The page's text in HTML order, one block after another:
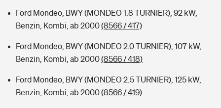
Ford Mondeo, BWY (MONDEO 1.8 TURNIER), 92 kW,
Benzin, Kombi, ab 2000(8566 / 417)
Ford Mondeo, BWY (MONDEO 2.0 TURNIER), 107 kW,
Benzin, Kombi, ab 2000(8566 / 418)
Ford Mondeo, BWY (MONDEO 2.5 TURNIER), 125 kW,
Benzin, Kombi, ab 2000(8566 / 419)